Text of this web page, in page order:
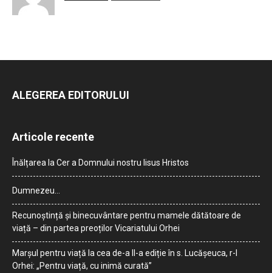
ALEGEREA EDITORULUI
Articole recente
Înălțarea la Cer a Domnului nostru Iisus Hristos
Dumnezeu…
Recunoștință și binecuvântare pentru mamele dătătoare de
viață – din partea preoților Vicariatului Orhei
Marșul pentru viață la cea de-a II-a ediție în s. Lucășeuca, r-l
Orhei: „Pentru viață, cu inimă curată”